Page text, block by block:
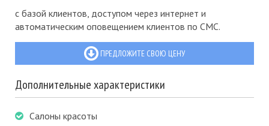
с базой клиентов, доступом через интернет и
автоматическим оповещением клиентов по СМС.
ПРЕДЛОЖИТЕ СВОЮ ЦЕНУ
Дополнительные характеристики
Салоны красоты